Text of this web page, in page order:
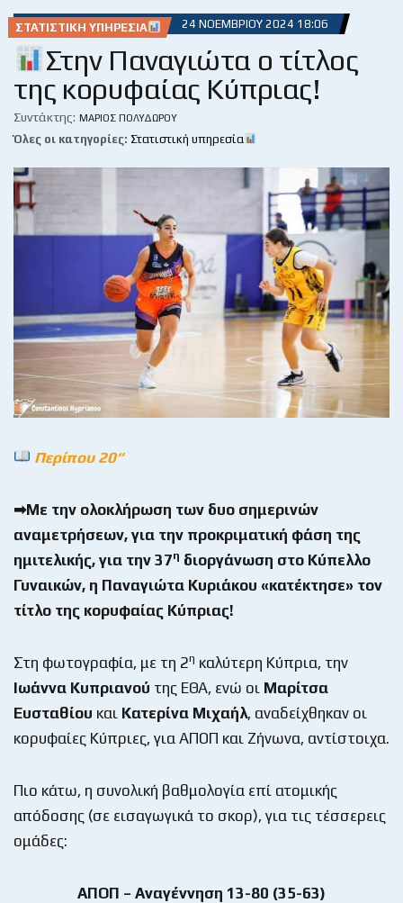
ΣΤΑΤΙΣΤΙΚΉ ΥΠΗΡΕΣΊΑ 24 ΝΟΕΜΒΡΊΟΥ 2024 18:06
Στην Παναγιώτα ο τίτλος
της κορυφαίας Κύπριας!
Συντάκτης: ΜΆΡΙΟΣ ΠΟΛΥΔΏΡΟΥ
Όλες οι κατηγορίες: Στατιστική υπηρεσία
Περίπου 20“
➡Με την ολοκλήρωση των δυο σημερινών
αναμετρήσεων, για την προκριματική φάση της
ημιτελικής, για την 37η διοργάνωση στο Κύπελλο
Γυναικών, η Παναγιώτα Κυριάκου «κατέκτησε» τον
τίτλο της κορυφαίας Κύπριας!
Στη φωτογραφία, με τη 2η καλύτερη Κύπρια, την
Ιωάννα Κυπριανού της ΕΘΑ, ενώ οι Μαρίτσα
Ευσταθίου και Κατερίνα Μιχαήλ, αναδείχθηκαν οι
κορυφαίες Κύπριες, για ΑΠΟΠ και Ζήνωνα, αντίστοιχα.
Πιο κάτω, η συνολική βαθμολογία επί ατομικής
απόδοσης (σε εισαγωγικά το σκορ), για τις τέσσερεις
ομάδες:
ΑΠΟΠ – Αναγέννηση 13-80 (35-63)